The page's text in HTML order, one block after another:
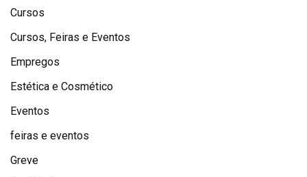
Cursos
Cursos, Feiras e Eventos
Empregos
Estética e Cosmético
Eventos
feiras e eventos
Greve